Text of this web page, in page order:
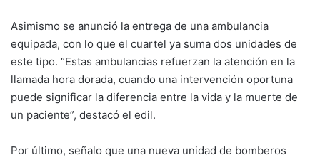
Asimismo se anunció la entrega de una ambulancia
equipada, con lo que el cuartel ya suma dos unidades de
este tipo. “Estas ambulancias refuerzan la atención en la
llamada hora dorada, cuando una intervención oportuna
puede significar la diferencia entre la vida y la muerte de
un paciente”, destacó el edil.
Por último, señalo que una nueva unidad de bomberos